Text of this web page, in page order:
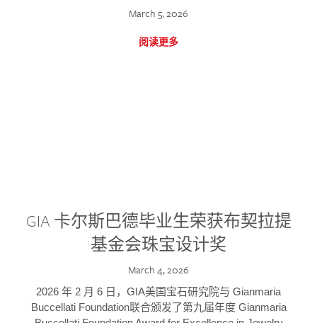
March 5, 2026
阅读更多
GIA 卡尔斯巴德毕业生荣获布契拉提
基金会珠宝设计奖
March 4, 2026
2026 年 2 月 6 日，GIA美国宝石研究院与 Gianmaria
Buccellati Foundation联合颁发了第九届年度 Gianmaria